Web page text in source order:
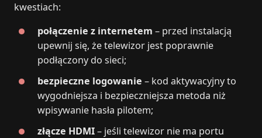
kwestiach:
połączenie z internetem – przed instalacją
upewnij się, że telewizor jest poprawnie
podłączony do sieci;
bezpieczne logowanie – kod aktywacyjny to
wygodniejsza i bezpieczniejsza metoda niż
wpisywanie hasła pilotem;
złącze HDMI– jeśli telewizor nie ma portu